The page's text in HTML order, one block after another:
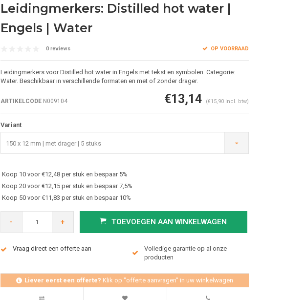
Afbeelding vergroten
Leidingmerkers: Distilled hot water |
Engels | Water
0 reviews OP VOORRAAD
Leidingmerkers voor Distilled hot water in Engels met tekst en symbolen. Categorie:
Water. Beschikbaar in verschillende formaten en met of zonder drager.
ARTIKELCODEN009104 €13,14 (€15,90 Incl. btw)
Variant
150 x 12 mm | met drager | 5 stuks
Koop 10 voor €12,48 per stuk en bespaar 5%
Koop 20 voor €12,15 per stuk en bespaar 7,5%
Koop 50 voor €11,83 per stuk en bespaar 10%
- + TOEVOEGEN AAN WINKELWAGEN
Vraag direct een offerte aan
Volledige garantie op al onze
producten
Liever eerst een offerte? Klik op "offerte aanvragen" in uw winkelwagen